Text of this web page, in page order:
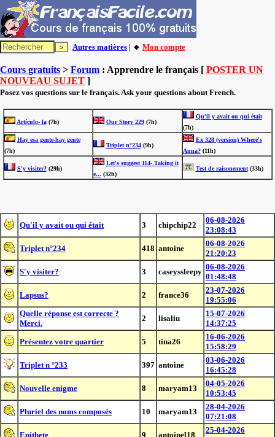
Autres matières | 🔸 Mon compte
Cours gratuits > Forum : Apprendre le français [ POSTER UN
NOUVEAU SUJET ]
Posez vos questions sur le français. Ask your questions about French.
Artículo- la(7h) Our Story 229(7h)
Qu'il y avait ou qui était
(7h)
Hay esa gente-hay gente
(7h)
Triplet n°234(9h)
Ex 328 (version) Where's
Anna?(11h)
S'y visiter?(29h)
Let's suggest 114- Taking it
e... (32h)
Test de raisonement(33h)
Qu'il y avait ou qui était 3 chipchip22
06-08-2026
23:08:43
Triplet n°234
418 antoine
06-08-2026
21:20:23
S'y visiter?
3 caseyssleepy
06-08-2026
01:48:48
Lapsus?
2 france36
23-07-2026
19:55:06
Quelle réponse est correcte ?
Merci.
2 lisaliu
15-07-2026
14:37:25
Présentez votre quartier
5 tina26
16-06-2026
15:58:29
Triplet n °233
397 antoine
03-06-2026
16:45:28
Nouvelle enigme
8 maryam13
04-05-2026
10:53:45
Pluriel des noms composés
10 maryam13
28-04-2026
07:21:08
Epithete
9 antoinel18
25-04-2026